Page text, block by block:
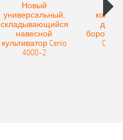
Новый
универсальный,
складывающийся
навесной
культиватор Cenio
4000-2
бороны